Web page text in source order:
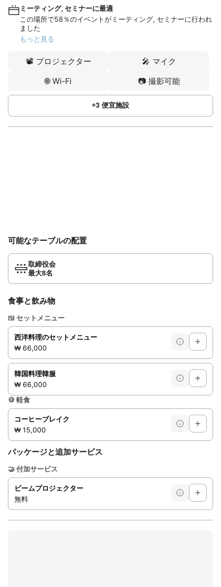
ミーティング, セミナーに最適
この場所で58％のイベントがミーティング, セミナーに行われ
ました
もっと見る
📽️ プロジェクター 🎤 マイク
🌐 Wi-Fi 📷 撮影可能
+3 便宜施設
可能なテーブルの配置
取締役会
最大8名
食事と飲み物
🍱 セットメニュー
西洋料理のセットメニュー
₩ 66,000
韓国料理韓服
₩ 66,000
🍪 軽食
コーヒーブレイク
₩ 15,000
パッケージと追加サービス
🤝付加サービス
ビームプロジェクター
無料